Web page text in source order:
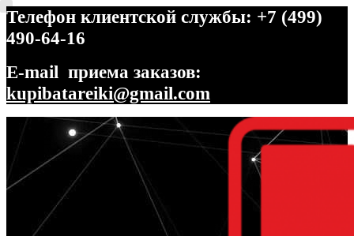
Телефон клиентской службы: +7 (499)
490-64-16
E-mail приема заказов:
kupibatareiki@gmail.com
Перейти
навигации
Перейти
содержимому